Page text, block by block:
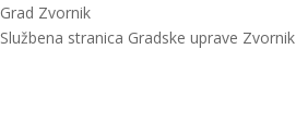
Grad Zvornik
Službena stranica Gradske uprave Zvornik